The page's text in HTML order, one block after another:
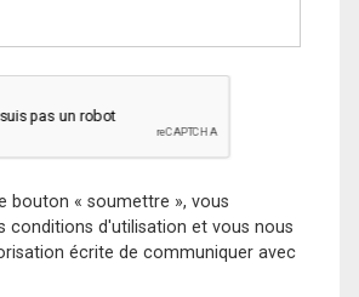
bouton « soumettre », vous
conditions d'utilisation et vous nous
écrite de communiquer avec